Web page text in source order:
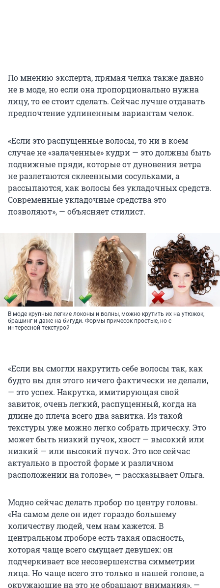
По мнению эксперта, прямая челка также давно
не в моде, но если она пропорционально нужна
лицу, то ее стоит сделать. Сейчас лучше отдавать
предпочтение удлиненным вариантам челок.
«Если это распущенные волосы, то ни в коем
случае не «залаченные» кудри — это должны быть
подвижные пряди, которые от дуновения ветра
не разлетаются склеенными сосульками, а
рассыпаются, как волосы без укладочных средств.
Современные укладочные средства это
позволяют», — объясняет стилист.
В моде крупные легкие локоны и волны, можно крутить их на утюжок,
брашинг и даже на бигуди. Формы причесок простые, но с
интересной текстурой
«Если вы смогли накрутить себе волосы так, как
будто вы для этого ничего фактически не делали,
— это успех. Накрутка, имитирующая свой
завиток, очень легкий, распущенный, когда на
длине до плеча всего два завитка. Из такой
текстуры уже можно легко собрать прическу. Это
может быть низкий пучок, хвост — высокий или
низкий — или высокий пучок. Это все сейчас
актуально в простой форме и различном
расположении на голове», — рассказывает Ольга.
Модно сейчас делать пробор по центру головы.
«На самом деле он идет гораздо большему
количеству людей, чем нам кажется. В
центральном проборе есть такая опасность,
которая чаще всего смущает девушек: он
подчеркивает все несовершенства симметрии
лица. Но чаще всего это только в нашей голове, а
окружающие на это не обращают внимания», —